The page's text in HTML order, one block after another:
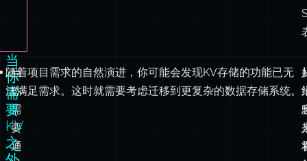
要
通
过
属
性
（而
KV
之
外
的
功
能